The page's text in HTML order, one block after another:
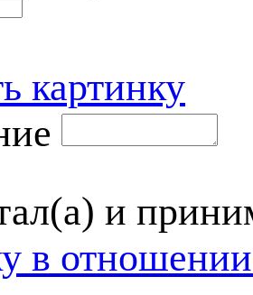
картинку
и
в